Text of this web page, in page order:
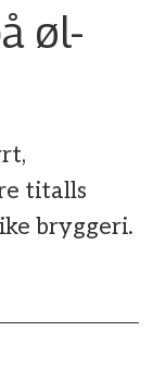
øl-
titalls
bryggeri.